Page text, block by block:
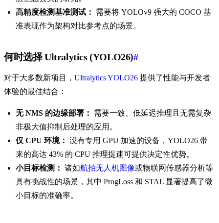
高精度检测基准测试：
需要将 YOLOv9 强大的 COCO 基
准表现作为架构对比参考点的场景。
何时选择 Ultralytics (YOLO26)#
对于大多数新项目， Ultralytics YOLO26 提供了性能与开发者
体验的最佳结合：
无 NMS 的边缘部署：
需要一致、低延迟推理且无需复杂
非极大值抑制后处理的应用。
仅 CPU 环境： 没有专用 GPU 加速的设备，YOLO26 带
来的高达 43% 的 CPU 推理提速可提供决定性优势。
小目标检测： 诸如航拍无人机图像或物联网传感器分析等
具有挑战性的场景，其中 ProgLoss 和 STAL 显著提高了微
小目标的准确率。